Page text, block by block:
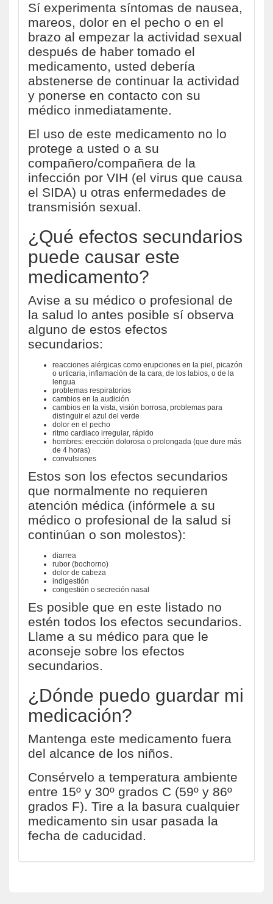
Sí experimenta síntomas de nausea,
mareos, dolor en el pecho o en el
brazo al empezar la actividad sexual
después de haber tomado el
medicamento, usted debería
abstenerse de continuar la actividad
y ponerse en contacto con su
médico inmediatamente.
El uso de este medicamento no lo
protege a usted o a su
compañero/compañera de la
infección por VIH (el virus que causa
el SIDA) u otras enfermedades de
transmisión sexual.
¿Qué efectos secundarios
puede causar este
medicamento?
Avise a su médico o profesional de
la salud lo antes posible sí observa
alguno de estos efectos
secundarios:
reacciones alérgicas como erupciones en la piel, picazón
o urticaria, inflamación de la cara, de los labios, o de la
lengua
problemas respiratorios
cambios en la audición
cambios en la vista, visión borrosa, problemas para
distinguir el azul del verde
dolor en el pecho
ritmo cardiaco irregular, rápido
hombres: erección dolorosa o prolongada (que dure más
de 4 horas)
convulsiones
Estos son los efectos secundarios
que normalmente no requieren
atención médica (infórmele a su
médico o profesional de la salud si
continúan o son molestos):
diarrea
rubor (bochorno)
dolor de cabeza
indigestión
congestión o secreción nasal
Es posible que en este listado no
estén todos los efectos secundarios.
Llame a su médico para que le
aconseje sobre los efectos
secundarios.
¿Dónde puedo guardar mi
medicación?
Mantenga este medicamento fuera
del alcance de los niños.
Consérvelo a temperatura ambiente
entre 15º y 30º grados C (59º y 86º
grados F). Tire a la basura cualquier
medicamento sin usar pasada la
fecha de caducidad.